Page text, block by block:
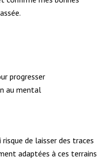
progresser
au mental
de laisser des traces
adaptées à ces terrains